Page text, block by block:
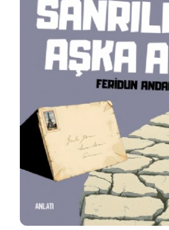
Detaylı İncele